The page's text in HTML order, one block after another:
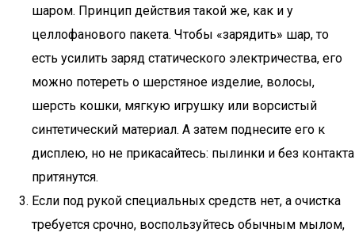
шаром. Принцип действия такой же, как и у
целлофанового пакета. Чтобы «зарядить» шар, то
есть усилить заряд статического электричества, его
можно потереть о шерстяное изделие, волосы,
шерсть кошки, мягкую игрушку или ворсистый
синтетический материал. А затем поднесите его к
дисплею, но не прикасайтесь: пылинки и без контакта
притянутся.
Если под рукой специальных средств нет, а очистка
требуется срочно, воспользуйтесь обычным мылом,